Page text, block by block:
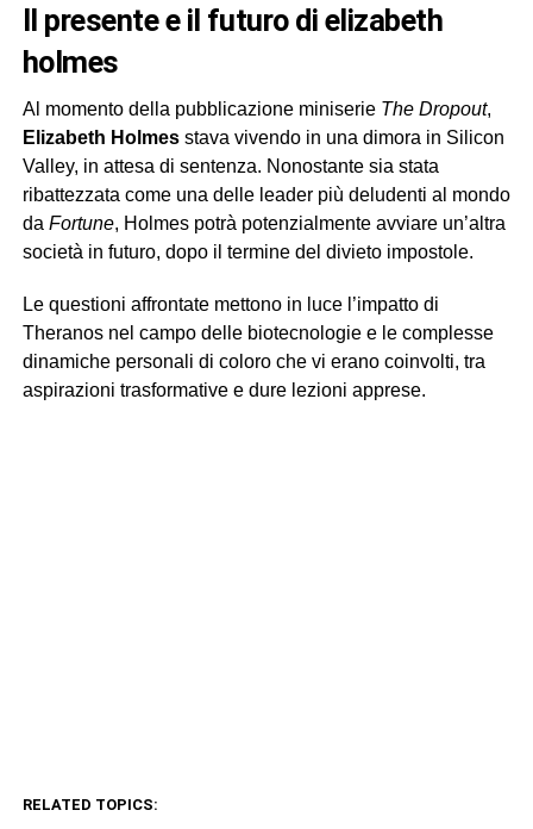
il presente e il futuro di elizabeth
holmes
Al momento della pubblicazione miniserie The Dropout,
Elizabeth Holmesstava vivendo in una dimora in Silicon
Valley, in attesa di sentenza. Nonostante sia stata
ribattezzata come una delle leader più deludenti al mondo
da Fortune, Holmes potrà potenzialmente avviare un’altra
società in futuro, dopo il termine del divieto impostole.
Le questioni affrontate mettono in luce l’impatto di
Theranos nel campo delle biotecnologie e le complesse
dinamiche personali di coloro che vi erano coinvolti, tra
aspirazioni trasformative e dure lezioni apprese.
RELATED TOPICS: